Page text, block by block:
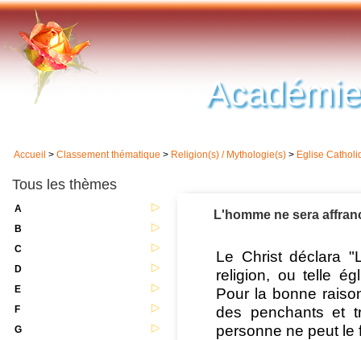
Accueil > Classement thématique > Religion(s) / Mythologie(s) > Eglise
Tous les thèmes
A
B
C
D
E
F
G
L'homme ne sera
Le Christ déclara
religion, ou telle
Pour la bonne
des penchants et
personne ne peut le